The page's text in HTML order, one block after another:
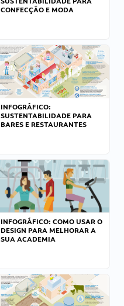
CONFECÇÃO E MODA
INFOGRÁFICO:
SUSTENTABILIDADE PARA
BARES E RESTAURANTES
INFOGRÁFICO: COMO USAR O
DESIGN PARA MELHORAR A
SUA ACADEMIA